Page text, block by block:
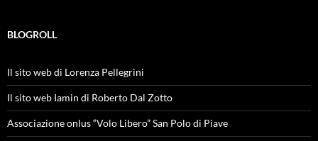
BLOGROLL
Il sito web di Lorenza Pellegrini
Il sito web Iamin di Roberto Dal Zotto
Associazione onlus “Volo Libero” San Polo di Piave